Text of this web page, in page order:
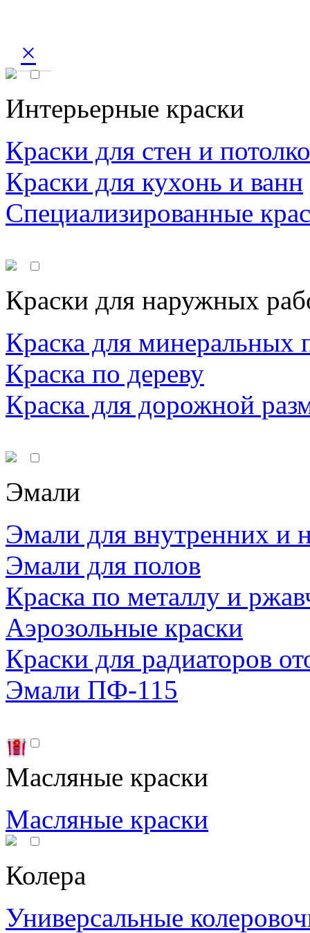
×
Интерьерные краски
Краски для стен и
Краски для кухонь и ванн
Специализированные
Краски для наружных
Краска для минеральных
Краска по дереву
Краска для дорожной
Эмали
Эмали для внутренних и
Эмали для полов
Краска по металлу и
Аэрозольные краски
Краски для радиаторов
Эмали ПФ-115
Масляные краски
Масляные краски
Колера
Универсальные